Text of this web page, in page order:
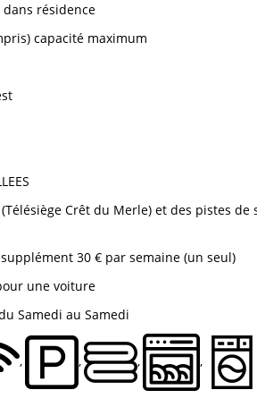
résidence
capacité maximum
Crêt du Merle) et des pistes de
30 € par semaine (un seul)
une voiture
Samedi au Samedi